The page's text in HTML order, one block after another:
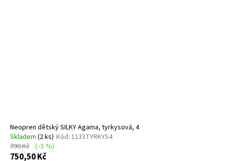
Neopren dětský SILKY Agama, tyrkysová, 4
Skladem (2 ks) Kód: 1133TYRKYS4
790 Kč (–5 %)
750,50 Kč